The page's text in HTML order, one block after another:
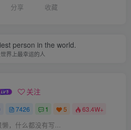
分享 收藏
person in the world.
界上最幸运的人
关注
7426 1 5 63.4W+
懒，什么都没有写...